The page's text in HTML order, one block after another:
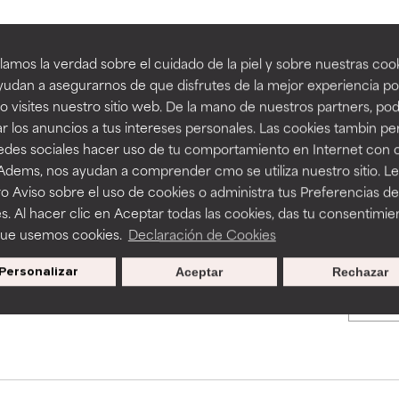
la verdad sobre el cuidado de la piel y sobre nuestras
a asegurarnos de que disfrutes de la mejor experiencia
visites nuestro sitio web. De la mano de nuestros partners,
los anuncios a tus intereses personales. Las cookies tambin
sociales hacer uso de tu comportamiento en Internet con
nos ayudan a comprender cmo se utiliza nuestro sitio.
Aviso sobre el uso de cookies o administra tus Preferencias de
Al hacer clic en Aceptar todas las cookies, das tu
usemos cookies. Declaración de Cookies
Personalizar Rechazar
Aceptar
BACK TO SEARCH
to assess ingredients in this dictionary. Regulations
tan beneficiosos como los de la categoría excelente, suelen ser
la estabilidad o la absorción de una fórmula.
ciertas limitaciones en cuanto a su apariencia, estabilidad o
básicos o que no cuentan con suficiente respaldo científico.
algunos beneficios se recomienda evitarlo por su
provocar efectos adversos como irritación, inflamación o
tan beneficiosos como los de la categoría excelente, suelen ser
la estabilidad o la absorción de una fórmula.
ciertas limitaciones en cuanto a su apariencia, estabilidad o
básicos o que no cuentan con suficiente respaldo científico.
algunos beneficios se recomienda evitarlo por su
provocar efectos adversos como irritación, inflamación o
Promociones exclusivas al